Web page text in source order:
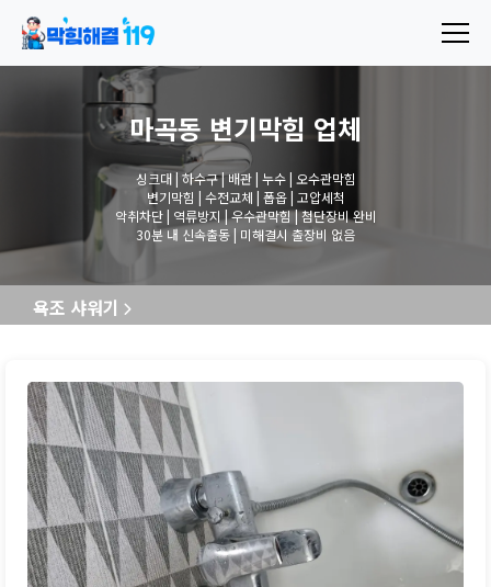
마곡동 변기막힘 업체
싱크대 | 하수구 | 배관 | 누수 | 오수관막힘
변기막힘 | 수전교체 | 폽옵 | 고압세척
악취차단 | 역류방지 | 우수관막힘 | 첨단장비 완비
30분 내 신속출동 | 미해결시 출장비 없음
욕조 샤워기